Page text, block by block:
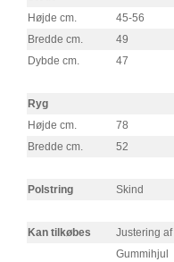
Højde cm.
45-56
Bredde cm.
49
Dybde cm.
47
Ryg
Højde cm.
78
Bredde cm.
52
Polstring Skind
Kan tilkøbes
Justering
Gummihjul